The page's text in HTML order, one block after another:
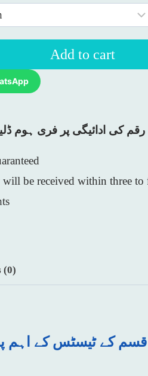
Add to cart
رقم کی ادائیگی پر فری ہوم
be received within three to
(0)